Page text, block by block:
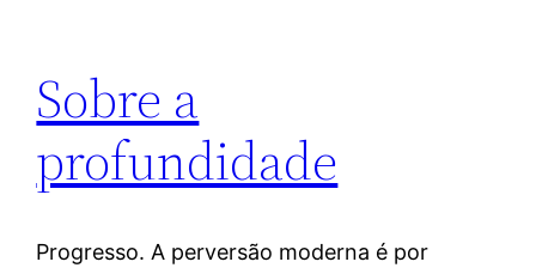
Sobre a
profundidade
Progresso. A perversão moderna é por